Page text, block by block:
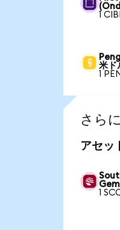
1
米ド
1
さら
アセッ
1